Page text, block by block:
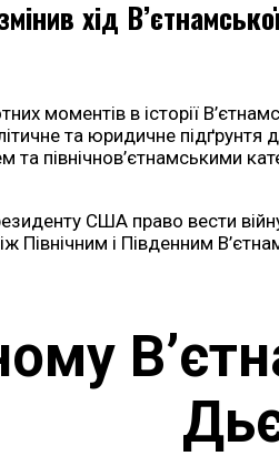
хід
моментів в історії
та юридичне підґрунтя
північнов’єтнамськими
США право вести
і Південним